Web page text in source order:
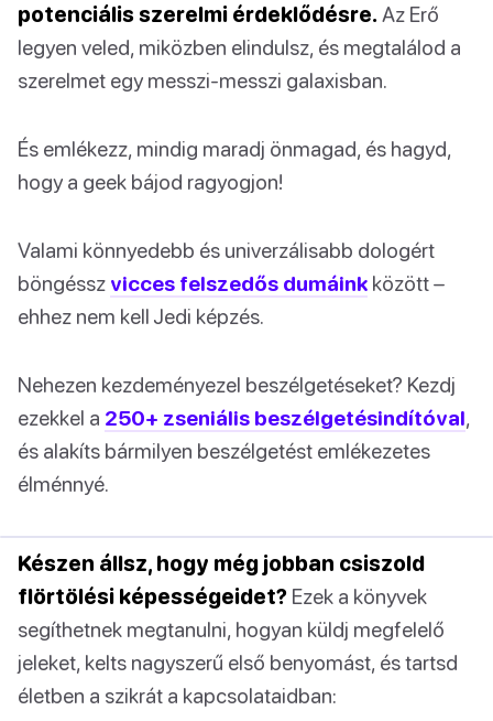
potenciális szerelmi érdeklődésre. Az Erő
legyen veled, miközben elindulsz, és megtalálod a
szerelmet egy messzi-messzi galaxisban.
És emlékezz, mindig maradj önmagad, és hagyd,
hogy a geek bájod ragyogjon!
Valami könnyedebb és univerzálisabb dologért
böngéssz vicces felszedős dumáink között –
ehhez nem kell Jedi képzés.
Nehezen kezdeményezel beszélgetéseket? Kezdj
ezekkel a 250+ zseniális beszélgetésindítóval,
és alakíts bármilyen beszélgetést emlékezetes
élménnyé.
Készen állsz, hogy még jobban csiszold
flörtölési képességeidet? Ezek a könyvek
segíthetnek megtanulni, hogyan küldj megfelelő
jeleket, kelts nagyszerű első benyomást, és tartsd
életben a szikrát a kapcsolataidban: